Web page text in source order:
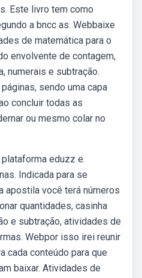
Este livro tem como
a bncc as. Webbaixe
de matemática para o
envolvente de contagem,
numerais e subtração.
sendo uma capa
concluir todas as
ou mesmo colar no
eduzz e.
Indicada para se
apostila você terá números
quantidades, casinha
e subtração, atividades de
Webpor isso irei reunir
cada conteúdo para que
baixar. Atividades de